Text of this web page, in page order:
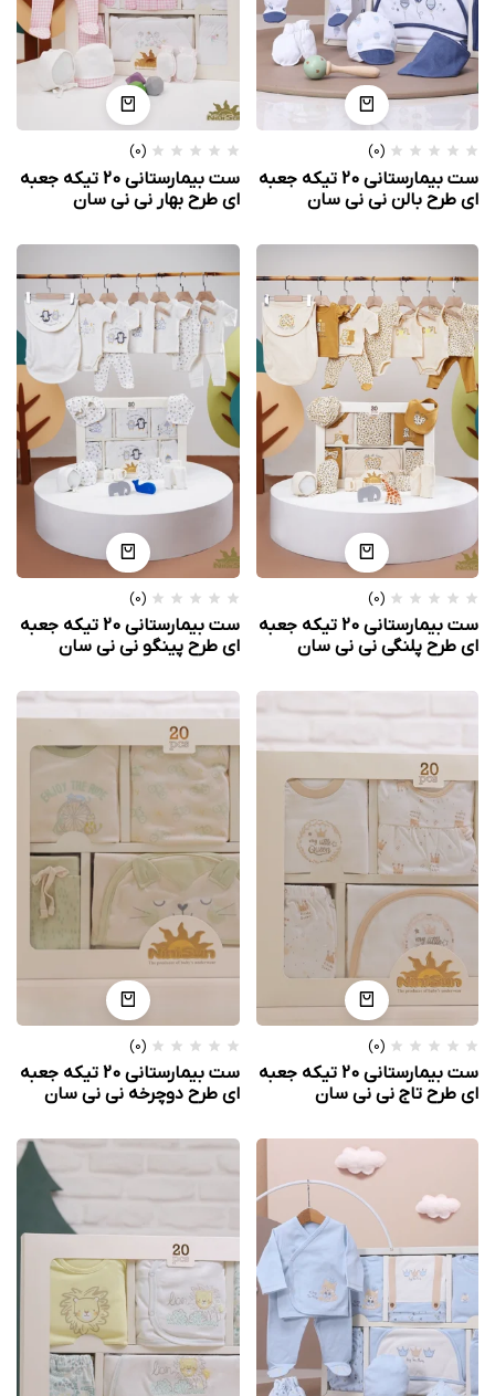
(0)
ست بیمارستانی 20 تیکه جعبه
ای طرح بالن نی نی سان
(0)
ست بیمارستانی 20 تیکه جعبه
ای طرح بهار نی نی سان
(0)
ست بیمارستانی 20 تیکه جعبه
ای طرح پلنگی نی نی سان
(0)
ست بیمارستانی 20 تیکه جعبه
ای طرح پینگو نی نی سان
(0)
ست بیمارستانی 20 تیکه جعبه
ای طرح تاج نی نی سان
(0)
ست بیمارستانی 20 تیکه جعبه
ای طرح دوچرخه نی نی سان